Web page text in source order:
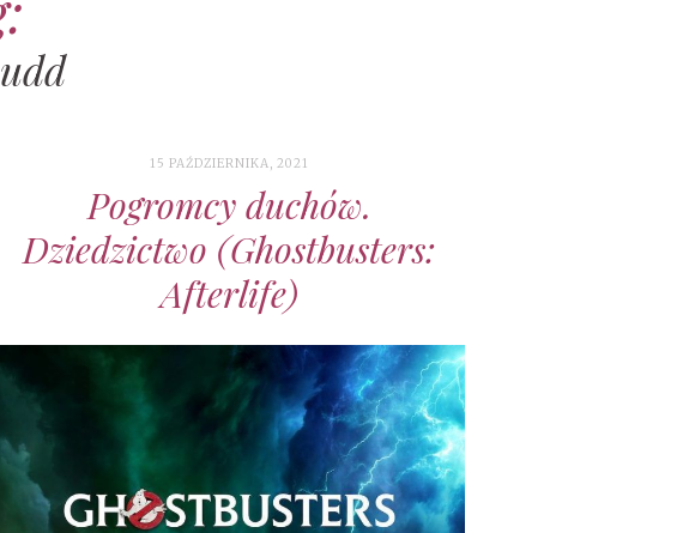
15 PAŹDZIERNIKA, 2021
Pogromcy duchów.
Dziedzictwo (Ghostbusters:
Afterlife)